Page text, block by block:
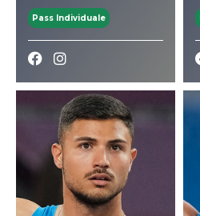
Pass Individuale